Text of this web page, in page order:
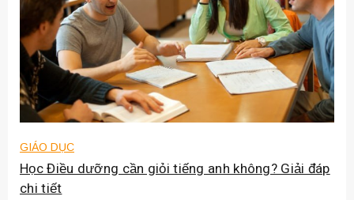
GIÁO DỤC
Học Điều dưỡng cần giỏi tiếng anh không? Giải đáp
chi tiết